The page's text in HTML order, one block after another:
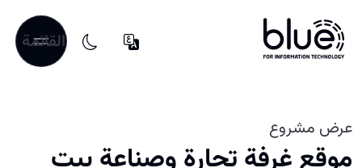
القائمة
عرض مشروع
موقع غرفة تجارة وصناعة بيت